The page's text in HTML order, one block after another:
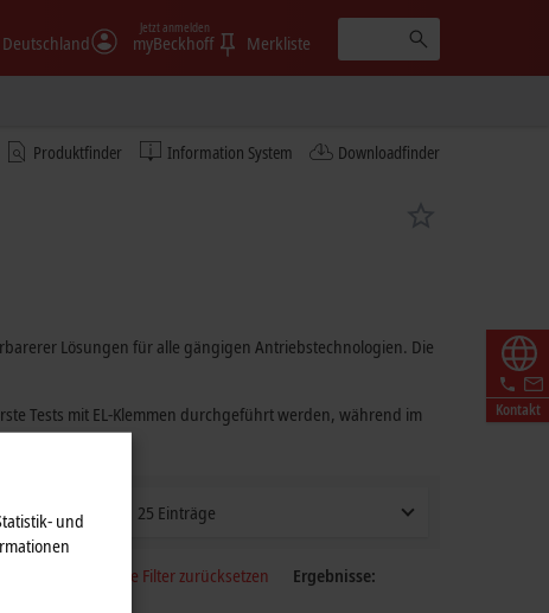
Deutschland myBeckhoff
Jetzt anmelden
Merkliste
Produktfinder Information System Downloadfinder
Kontakt
Lösungen für alle gängigen Antriebstechnologien. Die
Tests mit EL-Klemmen durchgeführt werden, während im
25 Einträge
Alle Filter zurücksetzen Ergebnisse:
und